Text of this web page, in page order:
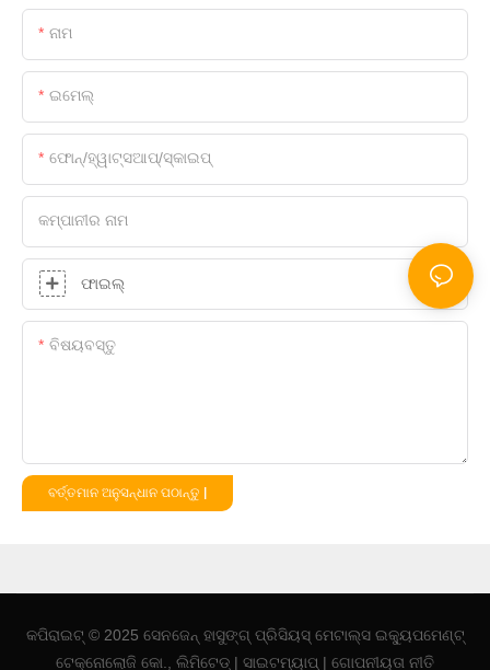
ନାମ
ଇମେଲ୍
ଫୋନ୍/ହ୍ୱାଟ୍ସଆପ୍/ସ୍କାଇପ୍
କମ୍ପାନୀର ନାମ
ଫାଇଲ୍
ବିଷୟବସ୍ତୁ
ବର୍ତ୍ତମାନ ଅନୁସନ୍ଧାନ ପଠାନ୍ତୁ |
କପିରାଇଟ୍ © 2025 ସେନଜେନ୍ ହାସୁଙ୍ଗ୍ ପ୍ରିସିୟସ୍ ମେଟାଲ୍ସ ଇକ୍ୟୁପମେଣ୍ଟ୍
ଟେକ୍ନୋଲୋଜି କୋ., ଲିମିଟେଡ୍ | ସାଇଟମ୍ୟାପ୍ | ଗୋପନୀୟତା ନୀତି